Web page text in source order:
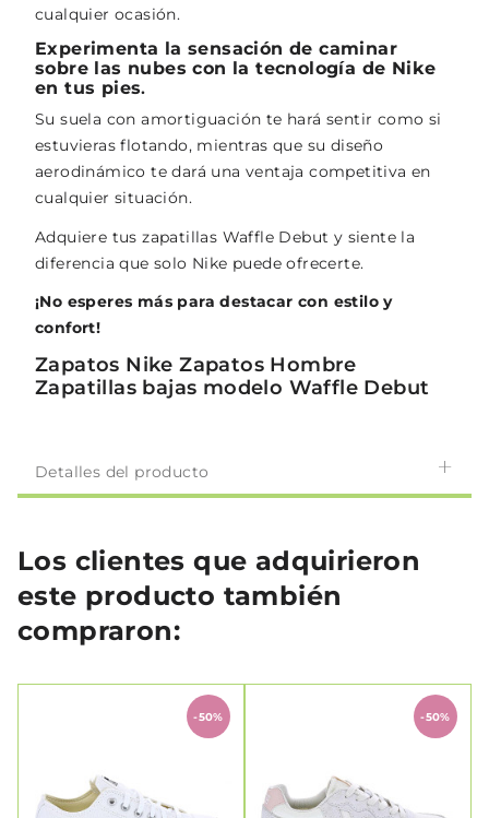
cualquier ocasión.
Experimenta la sensación de caminar
sobre las nubes con la tecnología de Nike
en tus pies.
Su suela con amortiguación te hará sentir como si
estuvieras flotando, mientras que su diseño
aerodinámico te dará una ventaja competitiva en
cualquier situación.
Adquiere tus zapatillas Waffle Debut y siente la
diferencia que solo Nike puede ofrecerte.
¡No esperes más para destacar con estilo y
confort!
Zapatos Nike Zapatos Hombre
Zapatillas bajas modelo Waffle Debut
Detalles del producto
Los clientes que adquirieron
este producto también
compraron:
-50% -50%